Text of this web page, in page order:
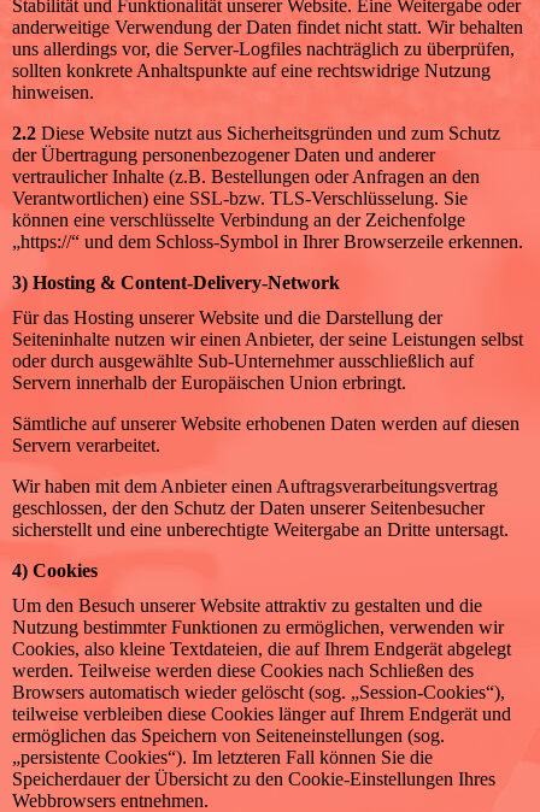
Stabilität und Funktionalität unserer Website. Eine Weitergabe oder
anderweitige Verwendung der Daten findet nicht statt. Wir behalten
uns allerdings vor, die Server-Logfiles nachträglich zu überprüfen,
sollten konkrete Anhaltspunkte auf eine rechtswidrige Nutzung
hinweisen.
2.2 Diese Website nutzt aus Sicherheitsgründen und zum Schutz
der Übertragung personenbezogener Daten und anderer
vertraulicher Inhalte (z.B. Bestellungen oder Anfragen an den
Verantwortlichen) eine SSL-bzw. TLS-Verschlüsselung. Sie
können eine verschlüsselte Verbindung an der Zeichenfolge
„https://“ und dem Schloss-Symbol in Ihrer Browserzeile erkennen.
3) Hosting & Content-Delivery-Network
Für das Hosting unserer Website und die Darstellung der
Seiteninhalte nutzen wir einen Anbieter, der seine Leistungen selbst
oder durch ausgewählte Sub-Unternehmer ausschließlich auf
Servern innerhalb der Europäischen Union erbringt.
Sämtliche auf unserer Website erhobenen Daten werden auf diesen
Servern verarbeitet.
Wir haben mit dem Anbieter einen Auftragsverarbeitungsvertrag
geschlossen, der den Schutz der Daten unserer Seitenbesucher
sicherstellt und eine unberechtigte Weitergabe an Dritte untersagt.
4) Cookies
Um den Besuch unserer Website attraktiv zu gestalten und die
Nutzung bestimmter Funktionen zu ermöglichen, verwenden wir
Cookies, also kleine Textdateien, die auf Ihrem Endgerät abgelegt
werden. Teilweise werden diese Cookies nach Schließen des
Browsers automatisch wieder gelöscht (sog. „Session-Cookies“),
teilweise verbleiben diese Cookies länger auf Ihrem Endgerät und
ermöglichen das Speichern von Seiteneinstellungen (sog.
„persistente Cookies“). Im letzteren Fall können Sie die
Speicherdauer der Übersicht zu den Cookie-Einstellungen Ihres
Webbrowsers entnehmen.